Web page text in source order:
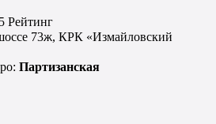
5 Рейтинг
73ж, КРК «Измайловский
Партизанская